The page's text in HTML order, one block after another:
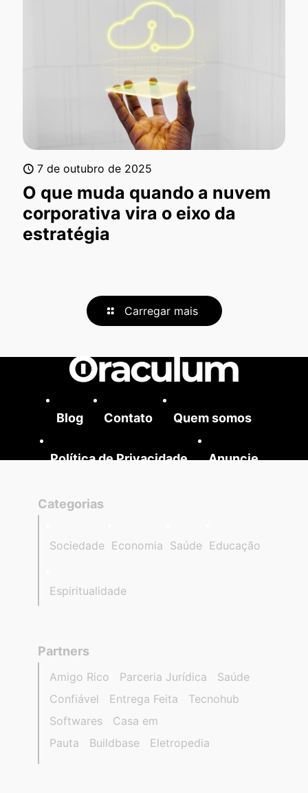
7 de outubro de 2025
O que muda quando a nuvem
corporativa vira o eixo da
estratégia
Carregar mais
Blog Contato Quem somos
Política de Privacidade Anuncie
Categorias
Sociedade Economia Saúde Educação
Espiritualidade
Partners
Amigo Rico Parceria Jurídica
Saúde
Confiável
Entrega Feita
Tecnohub
Softwares
Casa em
Pauta
Buildbase Eletropedia